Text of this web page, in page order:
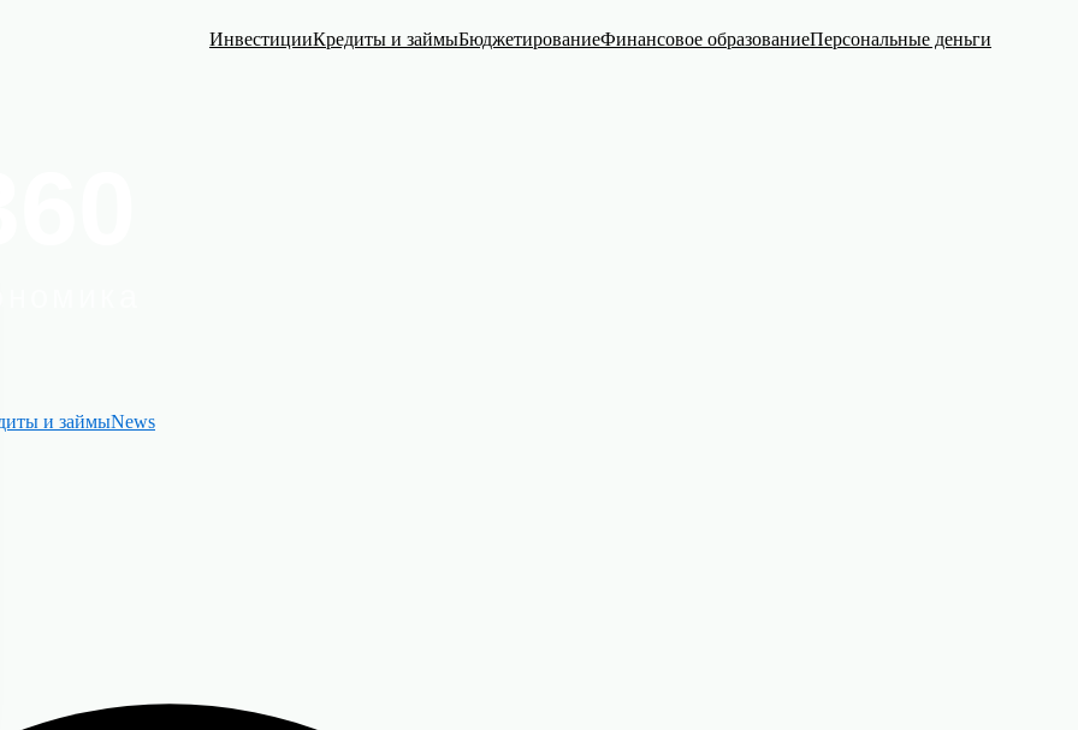
ИнвестицииКредиты и займыБюджетированиеФинансовое образованиеПерсональные деньги
и займыNews